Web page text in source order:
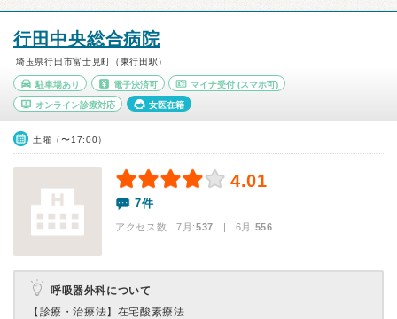
行田中央総合病院
埼玉県行田市富士見町（東行田駅）
駐車場あり 電子決済可 マイナ受付 (スマホ可)
オンライン診療対応 女医在籍
土曜（〜17:00）
4.01
7件
アクセス数 7月:537 | 6月:556
呼吸器外科について
【診療・治療法】 在宅酸素療法